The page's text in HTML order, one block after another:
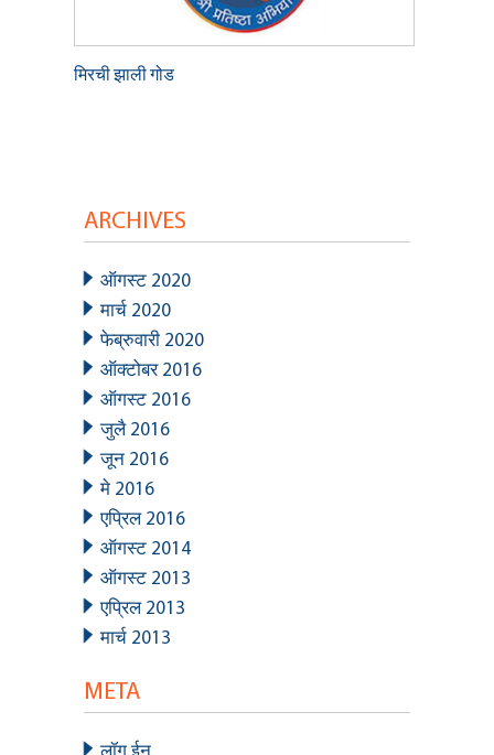
मिरची झाली गोड
ARCHIVES
ऑगस्ट 2020
मार्च 2020
फेब्रुवारी 2020
ऑक्टोबर 2016
ऑगस्ट 2016
जुलै 2016
जून 2016
मे 2016
एप्रिल 2016
ऑगस्ट 2014
ऑगस्ट 2013
एप्रिल 2013
मार्च 2013
META